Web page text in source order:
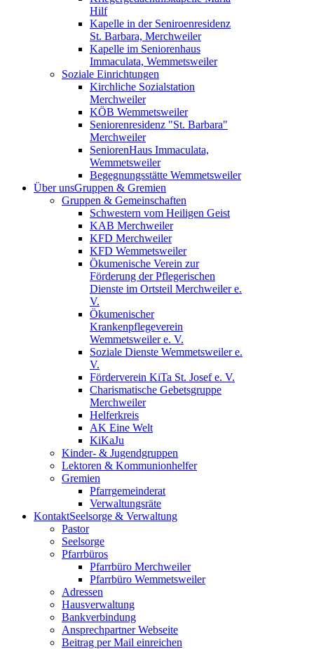
Hilf
Kapelle in der Seniroenresidenz
St. Barbara, Merchweiler
Kapelle im Seniorenhaus
Immaculata, Wemmetsweiler
Soziale Einrichtungen
Kirchliche Sozialstation
Merchweiler
KÖB Wemmetsweiler
Seniorenresidenz "St. Barbara"
Merchweiler
SeniorenHaus Immaculata,
Wemmetsweiler
Begegnungsstätte Wemmetsweiler
Über unsGruppen & Gremien
Gruppen & Gemeinschaften
Schwestern vom Heiligen Geist
KAB Merchweiler
KFD Merchweiler
KFD Wemmetsweiler
Ökumenische Verein zur
Förderung der Pflegerischen
Dienste im Ortsteil Merchweiler e.
V.
Ökumenischer
Krankenpflegeverein
Wemmetsweiler e. V.
Soziale Dienste Wemmetsweiler e.
V.
Förderverein KiTa St. Josef e. V.
Charismatische Gebetsgruppe
Merchweiler
Helferkreis
AK Eine Welt
KiKaJu
Kinder- & Jugendgruppen
Lektoren & Kommunionhelfer
Gremien
Pfarrgemeinderat
Verwaltungsräte
KontaktSeelsorge & Verwaltung
Pastor
Seelsorge
Pfarrbüros
Pfarrbüro Merchweiler
Pfarrbüro Wemmetsweiler
Adressen
Hausverwaltung
Bankverbindung
Ansprechpartner Webseite
Beitrag per Mail einreichen